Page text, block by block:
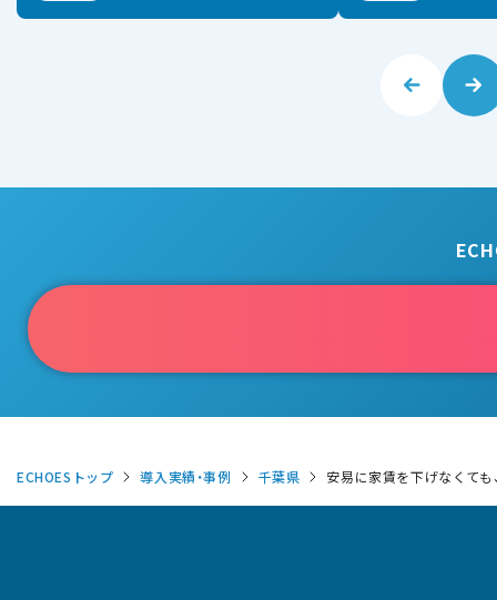
ECHOESトップ 導入実績・事例 千葉県 安易に家賃を下げなくて